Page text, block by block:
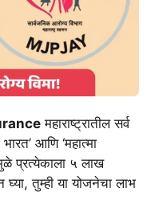
महाराष्ट्रातील सर्व
आणि ‘महात्मा
प्रत्येकाला ५ लाख
तुम्ही या योजनेचा लाभ